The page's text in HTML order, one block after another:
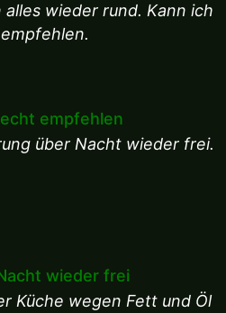
wieder rund. Kann ich
empfehlen
über Nacht wieder frei.
wieder frei
Küche wegen Fett und Öl